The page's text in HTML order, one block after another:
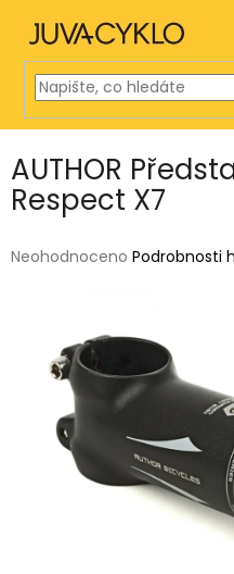
obsah
AUTHOR
Respect X7
Průměrné
hvězdiček.
Neohodnoceno Podrobnosti